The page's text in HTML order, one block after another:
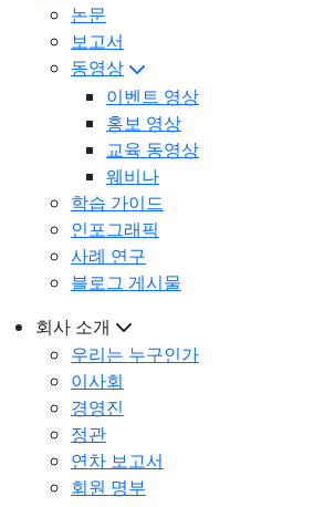
논문
보고서
동영상
이벤트 영상
홍보 영상
교육 동영상
웨비나
학습 가이드
인포그래픽
사례 연구
블로그 게시물
회사 소개
우리는 누구인가
이사회
경영진
정관
연차 보고서
회원 명부